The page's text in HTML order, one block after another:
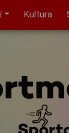
Kultura